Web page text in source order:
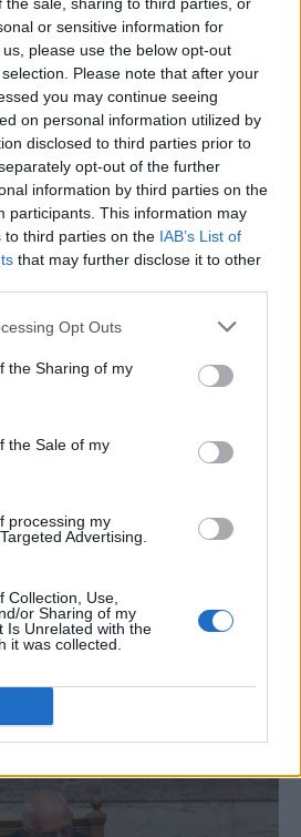
or sensitive information for
please use the below opt-out
Please note that after your
you may continue seeing
on personal information utilized by
disclosed to third parties prior to
opt-out of the further
information by third parties on the
participants. This information may
to third parties on the IAB’s List of
that may further disclose it to other
Opt Outs
the Sharing of my
the Sale of my
processing my
Advertising.
Collection, Use,
or Sharing of my
Is Unrelated with the
it was collected.